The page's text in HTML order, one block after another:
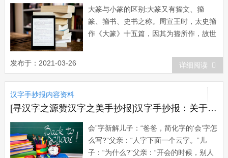
大篆与小篆的区别:大篆又有籀文、籀
篆、籀书、史书之称。周宣王时，太史籀
作《大篆》十五篇，因其为籀所作，故世
文基础上整理出来的，故其与古文或同或
异。今其文散见于《说文解字[1]》和后人
收集的各种钟鼎彝器之中。其...
发布于：2021-03-26 详细阅读
汉字手抄报内容资料
[寻汉字之源赞汉字之美手抄报]汉字手抄报：关于汉字的笑话
会”字新解儿子：“爸爸，简化字的‘会’字怎
么写?”父亲：“人字下面一个云字。”儿
子：“为什么?”父亲：“开会的时候，别人